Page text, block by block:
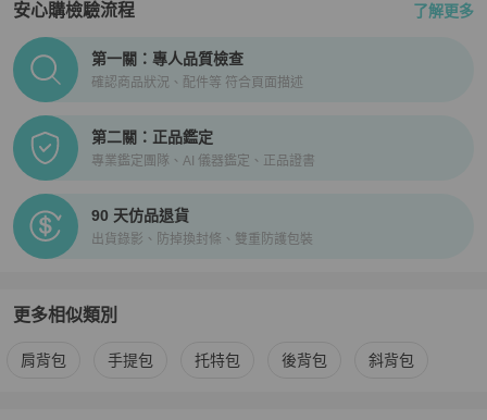
安心購檢驗流程 了解更多
PopChill拍拍圈正品驗證、安心購檢驗流程介紹
第一關：專人品質檢查
確認商品狀況、配件等 符合頁面描述
第二關：正品鑑定
專業鑑定團隊、AI 儀器鑑定、正品證書
90 天仿品退貨
出貨錄影、防掉換封條、雙重防護包裝
更多相似類別
更多Louis Vuitton女包 相似商品推薦
肩背包 手提包 托特包 後背包 斜背包